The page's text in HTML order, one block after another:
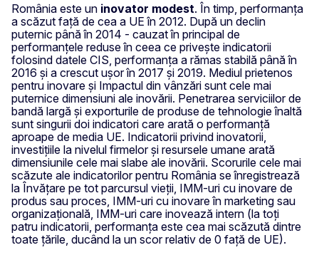
România este un inovator modest. În timp, performanța
a scăzut față de cea a UE în 2012. După un declin
puternic până în 2014 - cauzat în principal de
performanțele reduse în ceea ce privește indicatorii
folosind datele CIS, performanța a rămas stabilă până în
2016 și a crescut ușor în 2017 și 2019. Mediul prietenos
pentru inovare și Impactul din vânzări sunt cele mai
puternice dimensiuni ale inovării. Penetrarea serviciilor de
bandă largă și exporturile de produse de tehnologie înaltă
sunt singurii doi indicatori care arată o performanță
aproape de media UE. Indicatorii privind inovatorii,
investițiile la nivelul firmelor și resursele umane arată
dimensiunile cele mai slabe ale inovării. Scorurile cele mai
scăzute ale indicatorilor pentru România se înregistrează
la Învățare pe tot parcursul vieții, IMM-uri cu inovare de
produs sau proces, IMM-uri cu inovare în marketing sau
organizațională, IMM-uri care inovează intern (la toți
patru indicatorii, performanța este cea mai scăzută dintre
toate țările, ducând la un scor relativ de 0 față de UE).